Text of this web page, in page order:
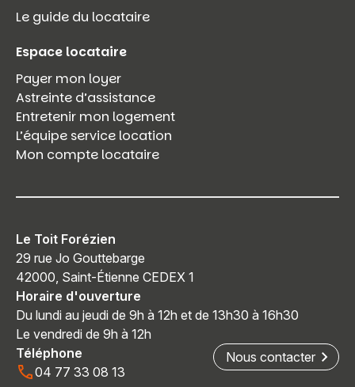
Le guide du locataire
Espace locataire
Payer mon loyer
Astreinte d’assistance
Entretenir mon logement
L’équipe service location
Mon compte locataire
Le Toit Forézien
29 rue Jo Gouttebarge
42000, Saint-Étienne CEDEX 1
Horaire d'ouverture
Du lundi au jeudi de 9h à 12h et de 13h30 à 16h30
Le vendredi de 9h à 12h
Téléphone
04 77 33 08 13
Nous contacter